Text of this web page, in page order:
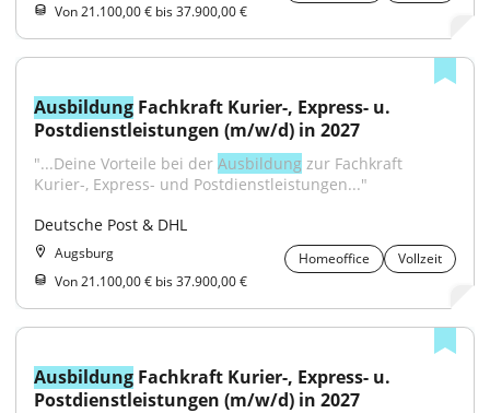
Von 21.100,00 € bis 37.900,00 €
Ausbildung Fachkraft Kurier-, Express- u.
Postdienstleistungen (m/w/d) in 2027
"...Deine Vorteile bei der Ausbildung zur Fachkraft
Kurier-, Express- und Postdienstleistungen..."
Deutsche Post & DHL
Augsburg Homeoffice
Vollzeit
Von 21.100,00 € bis 37.900,00 €
Ausbildung Fachkraft Kurier-, Express- u.
Postdienstleistungen (m/w/d) in 2027